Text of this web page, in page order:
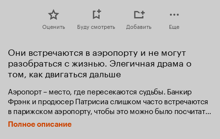
Оценить Буду смотреть Добавить Еще
Они встречаются в аэропорту и не могут
разобраться с жизнью. Элегичная драма о
том, как двигаться дальше
Аэропорт – место, где пересекаются судьбы. Банкир
Фрэнк и продюсер Патрисиа слишком часто встречаются
в парижском аэропорту, чтобы это можно было посчитать
простой случайностью. Его карьера под угрозой –
банковские махинации затронули его лично, она пытается
Полное описание